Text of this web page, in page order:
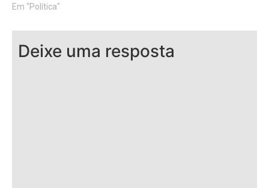
Em "Política"
Deixe uma resposta